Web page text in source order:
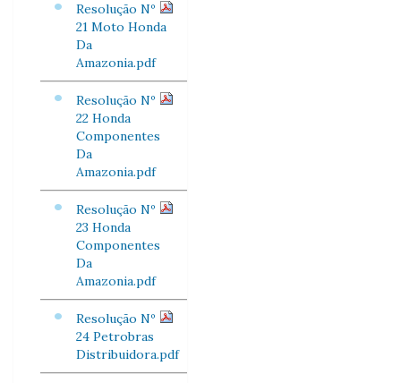
Resolução Nº
21 Moto Honda
Da
Amazonia.pdf
Resolução Nº
22 Honda
Componentes
Da
Amazonia.pdf
Resolução Nº
23 Honda
Componentes
Da
Amazonia.pdf
Resolução Nº
24 Petrobras
Distribuidora.pdf